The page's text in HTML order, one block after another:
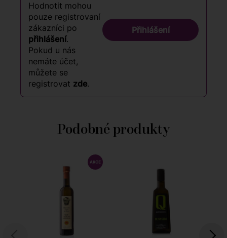
Hodnotit mohou
pouze registrovaní
zákazníci po
přihlášení.
Pokud u nás
nemáte účet,
můžete se
registrovat zde.
Přihlášení
Podobné produkty